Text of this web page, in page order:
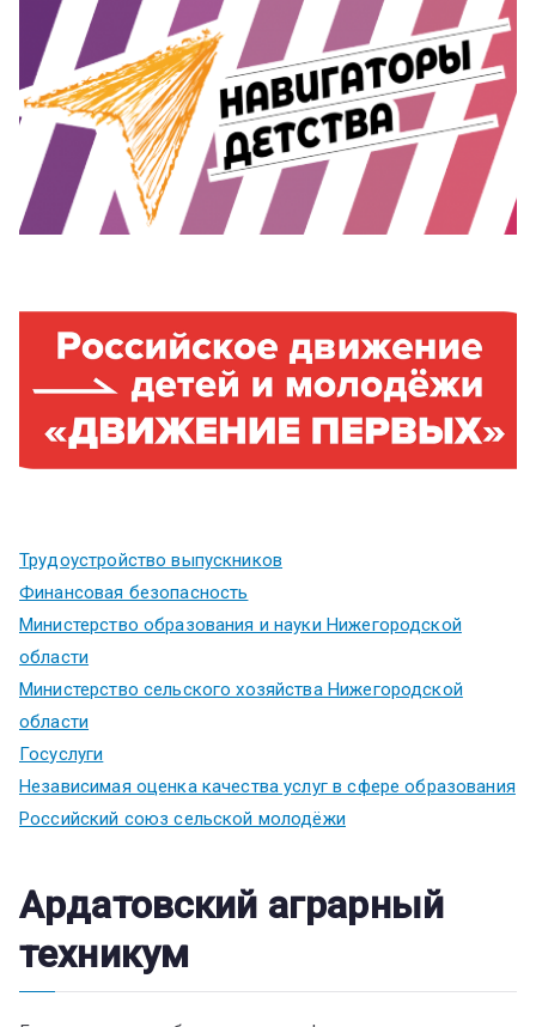
Трудоустройство выпускников
Финансовая безопасность
Министерство образования и науки Нижегородской
области
Министерство сельского хозяйства Нижегородской
области
Госуслуги
Независимая оценка качества услуг в сфере образования
Российский союз сельской молодёжи
Ардатовский аграрный
техникум